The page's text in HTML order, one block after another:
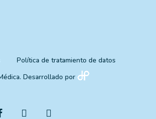
Política de tratamiento de datos
Desarrollado por
instagramwhatsapp